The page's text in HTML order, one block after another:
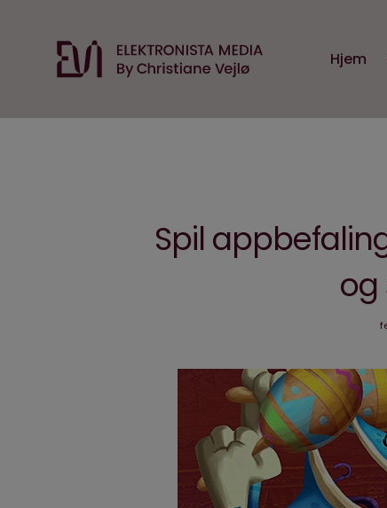
Hjem
Spil
og